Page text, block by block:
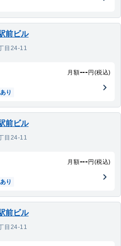
前ビル
目24-11
月額--- 円(税込)
り
前ビル
目24-11
月額--- 円(税込)
り
前ビル
目24-11